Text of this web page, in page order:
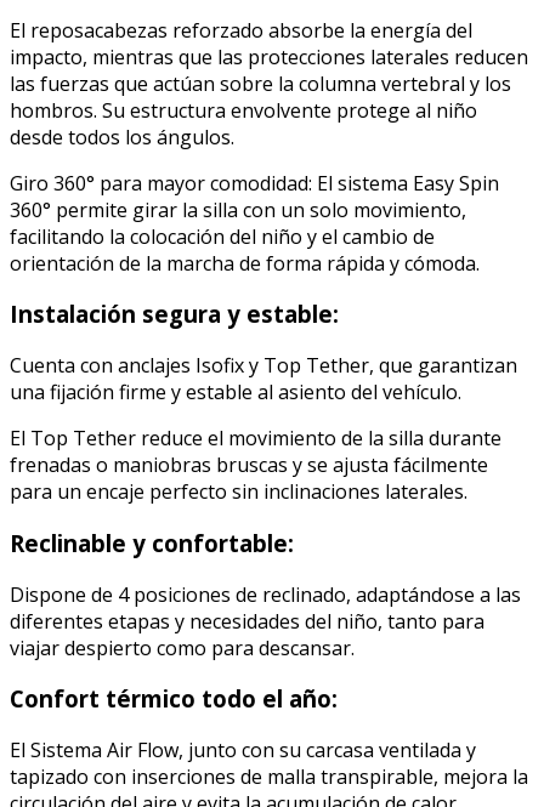
El reposacabezas reforzado absorbe la energía del
impacto, mientras que las protecciones laterales reducen
las fuerzas que actúan sobre la columna vertebral y los
hombros. Su estructura envolvente protege al niño
desde todos los ángulos.
Giro 360° para mayor comodidad: El sistema Easy Spin
360° permite girar la silla con un solo movimiento,
facilitando la colocación del niño y el cambio de
orientación de la marcha de forma rápida y cómoda.
Instalación segura y estable:
Cuenta con anclajes Isofix y Top Tether, que garantizan
una fijación firme y estable al asiento del vehículo.
El Top Tether reduce el movimiento de la silla durante
frenadas o maniobras bruscas y se ajusta fácilmente
para un encaje perfecto sin inclinaciones laterales.
Reclinable y confortable:
Dispone de 4 posiciones de reclinado, adaptándose a las
diferentes etapas y necesidades del niño, tanto para
viajar despierto como para descansar.
Confort térmico todo el año:
El Sistema Air Flow, junto con su carcasa ventilada y
tapizado con inserciones de malla transpirable, mejora la